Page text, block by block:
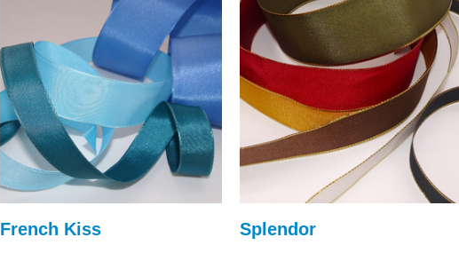
French Kiss Splendor